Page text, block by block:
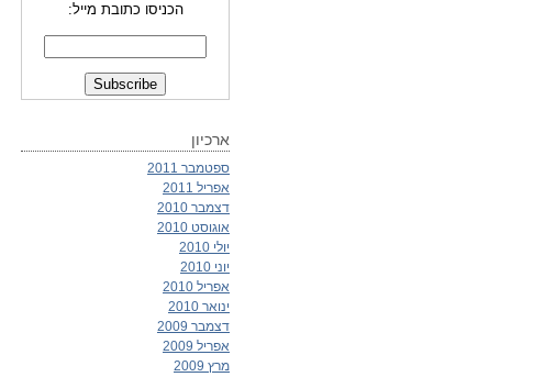
הכניסו כתובת מייל:
ארכיון
ספטמבר 2011
אפריל 2011
דצמבר 2010
אוגוסט 2010
יולי 2010
יוני 2010
אפריל 2010
ינואר 2010
דצמבר 2009
אפריל 2009
מרץ 2009